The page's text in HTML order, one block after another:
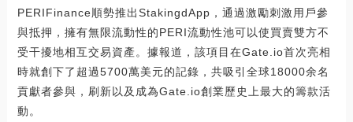
PERIFinance順勢推出StakingdApp，通過激勵刺激用戶參
與抵押，擁有無限流動性的PERI流動性池可以使買賣雙方不
受干擾地相互交易資產。據報道，該項目在Gate.io首次亮相
時就創下了超過5700萬美元的記錄，共吸引全球18000余名
貢獻者參與，刷新以及成為Gate.io創業歷史上最大的籌款活
動。